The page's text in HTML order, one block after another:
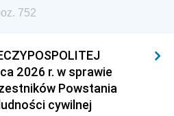
752
2026 r. w sprawie
Powstania
cywilnej